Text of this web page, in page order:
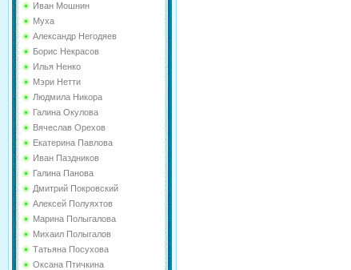
Иван Мошнин
Муха
Александр Негодяев
Борис Некрасов
Илья Ненко
Мэри Нетти
Людмила Никора
Галина Окулова
Вячеслав Орехов
Екатерина Павлова
Иван Паздников
Галина Панова
Дмитрий Покровский
Алексей Полуяхтов
Марина Полыгалова
Михаил Полыгалов
Татьяна Посухова
Оксана Птичкина